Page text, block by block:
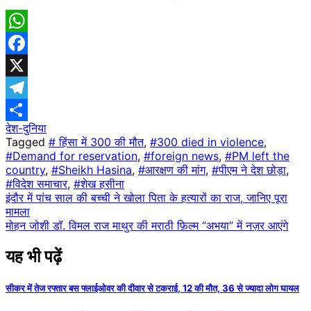
WhatsApp
Facebook
X
Telegram
Share
देश-दुनिया
Tagged # हिंसा में 300 की मौत, #300 died in violence,
#Demand for reservation, #foreign news, #PM left the
country, #Sheikh Hasina, #आरक्षण की मांग, #पीएम ने देश छोड़ा,
#विदेश समाचार, #शेख हसीना
Post
navigation
इंदौर में पांच साल की बच्ची ने खोला पिता के हत्यारों का राज, जानिए पूरा
मामला
मोहन जोशी डॉ. विमल राज माथुर की मराठी फ़िल्म “अभया” में नज़र आएंगे
यह भी पढ़ें
सीकर में तेज रफ्तार बस फ्लाईओवर की दीवार से टकराई, 12 की मौत, 36 से ज्यादा लोग घायल